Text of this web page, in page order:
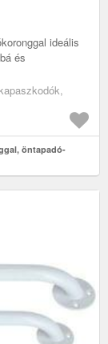
ideális
és
öntapadó-